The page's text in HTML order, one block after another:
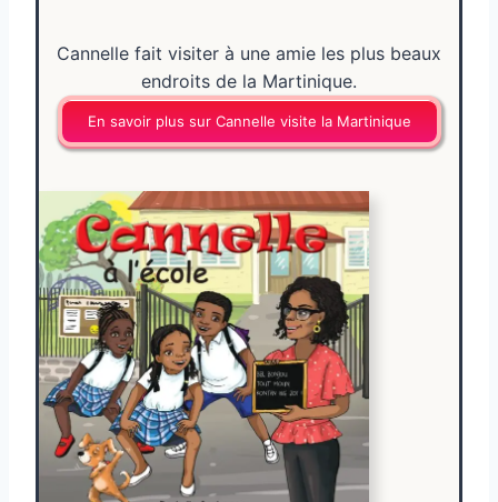
Cannelle fait visiter à une amie les plus beaux
endroits de la Martinique.
En savoir plus sur Cannelle visite la Martinique